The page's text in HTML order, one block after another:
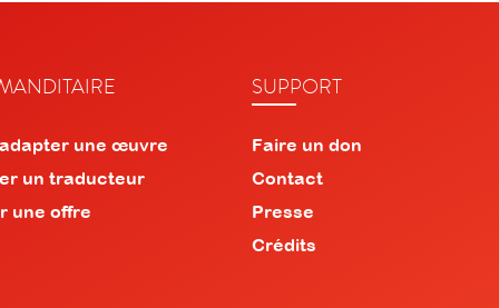
une œuvre
un traducteur
une offre
SUPPORT
Faire un don
Contact
Presse
Crédits